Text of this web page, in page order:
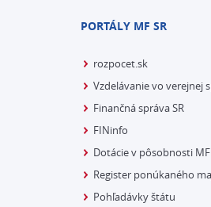
PORTÁLY MF SR
rozpocet.sk
Vzdelávanie vo verejnej
Finančná správa SR
FINinfo
Dotácie v pôsobnosti MF
Register ponúkaného
Pohľadávky štátu